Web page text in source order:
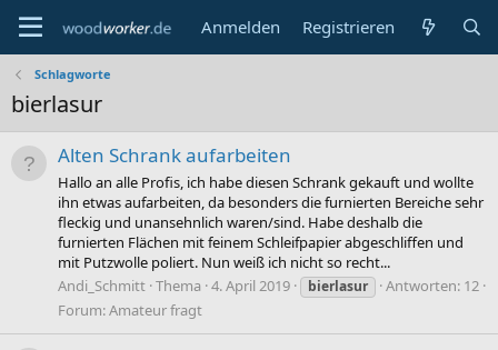
Anmelden Registrieren
Schlagworte
bierlasur
Alten Schrank aufarbeiten
Hallo an alle Profis, ich habe diesen Schrank gekauft und wollte
ihn etwas aufarbeiten, da besonders die furnierten Bereiche sehr
fleckig und unansehnlich waren/sind. Habe deshalb die
furnierten Flächen mit feinem Schleifpapier abgeschliffen und
mit Putzwolle poliert. Nun weiß ich nicht so recht...
Andi_Schmitt Thema 4. April 2019 bierlasur
Antworten: 12
Forum:Amateur fragt